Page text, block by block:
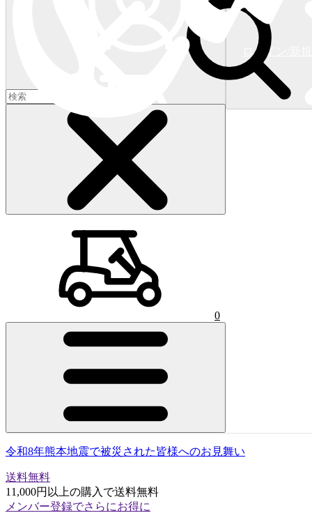
ログイン/新
ショッピングカート 0)
0
令和8年熊本地震で被災された皆様へのお見舞い
送料無料
11,000円以上の購入で送料無料
メンバー登録でさらにお得に